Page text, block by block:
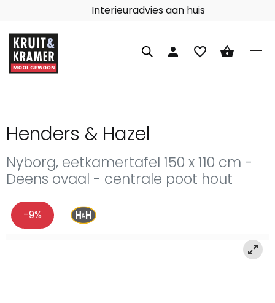
Interieuradvies aan huis
person favorite_border shopping_basket
Henders & Hazel
Nyborg, eetkamertafel 150 x 110 cm -
Deens ovaal - centrale poot hout
-9%